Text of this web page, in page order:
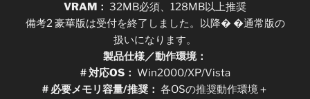
VRAM： 32MB必須、128MB以上推奨
備考2 豪華版は受付を終了しました。以降� �通常版の
扱いになります。
製品仕様／動作環境：
# 対応OS： Win2000/XP/Vista
# 必要メモリ容量/推奨： 各OSの推奨動作環境＋